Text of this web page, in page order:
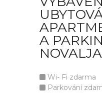
A
Wi- Fi zdarma
Parkování